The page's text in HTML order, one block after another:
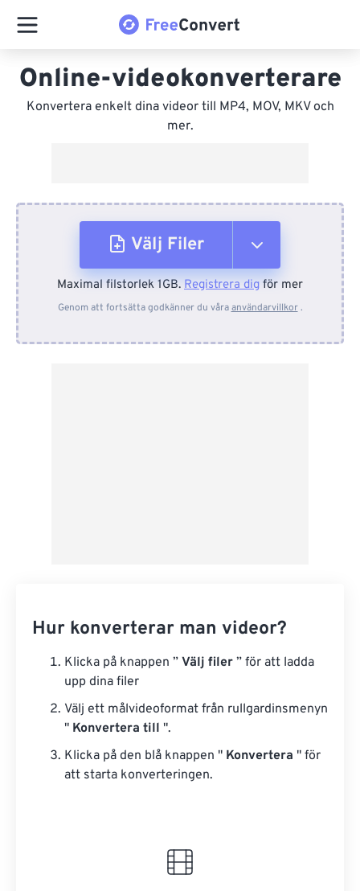
Online-videokonverterare
Konvertera enkelt dina videor till MP4, MOV, MKV och
mer.
Välj Filer
Från enhet
Maximal filstorlek 1GB. Registrera dig för mer
Genom att fortsätta godkänner du våraanvändarvillkor.
Hur konverterar man videor?
Klicka på knappen ” Välj filer ” för att ladda
upp dina filer
Välj ett målvideoformat från rullgardinsmenyn
" Konvertera till ".
Klicka på den blå knappen " Konvertera " för
att starta konverteringen.